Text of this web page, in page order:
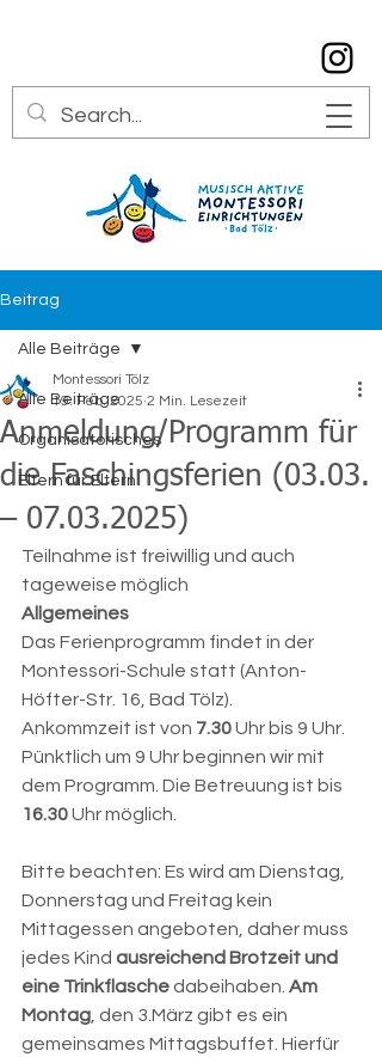
Beitrag
Alle Beiträge
Organisatorisches
Eltern für Eltern
Alle Beiträge
Anmeldung/Programm für
die Faschingsferien (03.03.
– 07.03.2025)
Montessori Tölz
19. Feb. 2025 2 Min. Lesezeit
Teilnahme ist freiwillig und auch
tageweise möglich
Allgemeines
Das Ferienprogramm findet in der
Montessori-Schule statt (Anton-
Höfter-Str. 16, Bad Tölz).
Ankommzeit ist von 7.30 Uhr bis 9 Uhr.
Pünktlich um 9 Uhr beginnen wir mit
dem Programm. Die Betreuung ist bis
16.30 Uhr möglich.
Bitte beachten: Es wird am Dienstag,
Donnerstag und Freitag kein
Mittagessen angeboten, daher muss
jedes Kind ausreichend Brotzeit und
eine Trinkflasche dabeihaben. Am
Montag , den 3.März gibt es ein
gemeinsames Mittagsbuffet. Hierfür